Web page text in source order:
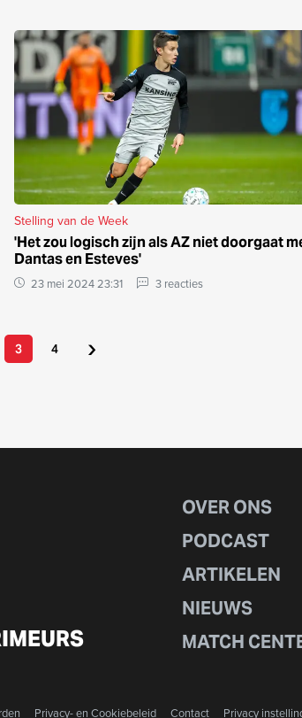
Stelling van de Week
'Het zou logisch zijn als AZ niet doorgaat
Dantas en Esteves'
23 mei 2024 23:31 3 reacties
3 4 ›
OVER ONS
PODCAST
ARTIKELEN
NIEUWS
MATCH
Privacy- en Cookiebeleid Contact Privacy